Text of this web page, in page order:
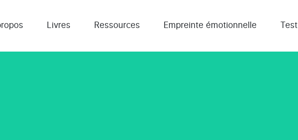
Livres Ressources Empreinte émotionnelle